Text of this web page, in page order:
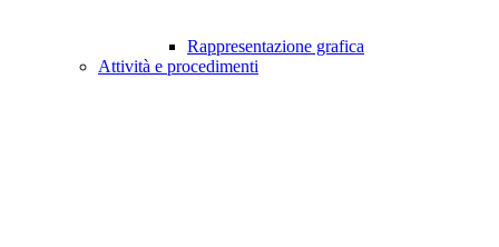
Rappresentazione grafica
Attività e procedimenti